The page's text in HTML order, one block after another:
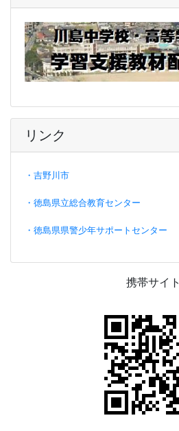
リンク
・吉野川市
・徳島県立総合教育センター
・徳島県県警少年サポートセンター
携帯サイト